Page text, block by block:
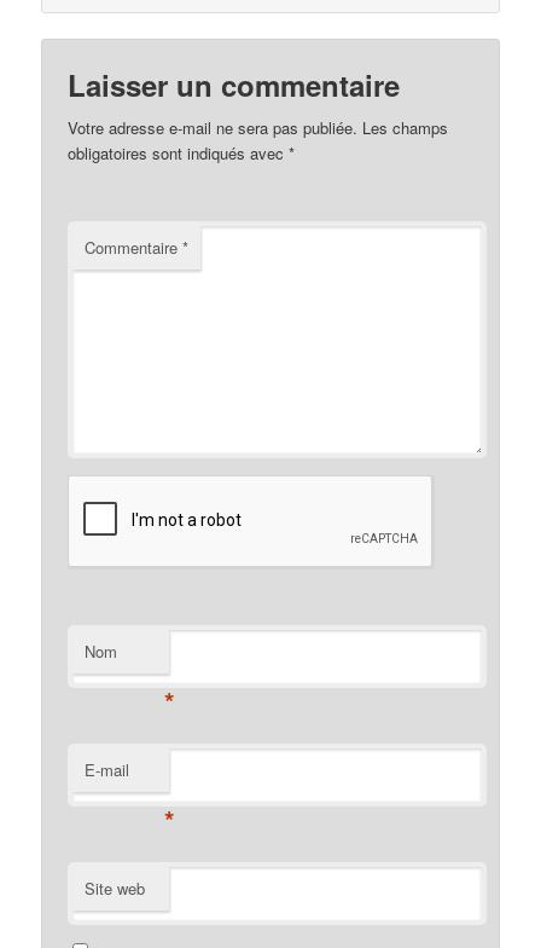
Laisser un commentaire
Votre adresse e-mail ne sera pas publiée. Les champs
obligatoires sont indiqués avec*
Commentaire*
Nom
*
E-mail
*
Site web